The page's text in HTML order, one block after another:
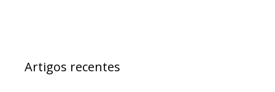
Artigos recentes